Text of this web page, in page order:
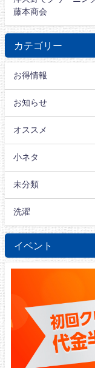
藤本商会
カテゴリー
お得情報
お知らせ
オススメ
小ネタ
未分類
洗濯
イベント